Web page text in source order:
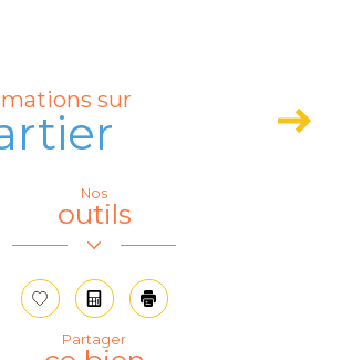
sur
Leaflet
Nos
outils
Sélectionner
CalculatriceImprimer
Partager